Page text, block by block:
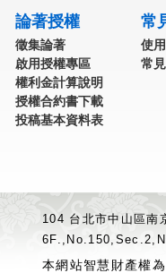
論著授權
徵集論著
啟用授權專區
權利金計算說明
授權合約書下載
投稿基本資料表
常
使
常
104 台北市中山區
本網站智慧財產權